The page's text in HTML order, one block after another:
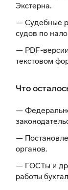
Экстерна.
— Судебные
судов по
— PDF-
текстовом
Что
—
—
органов.
— ГОСТы и
работы